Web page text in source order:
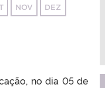
NOV DEZ
no dia 05 de